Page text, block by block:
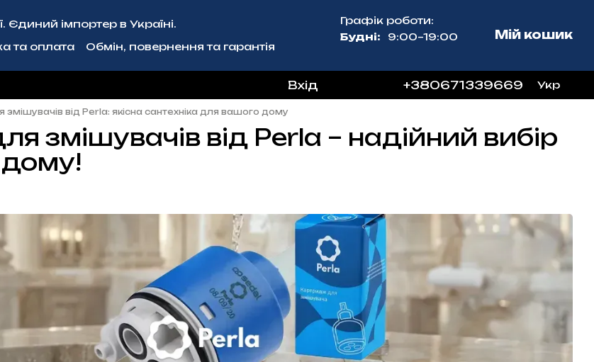
Єдиний імпортер в Україні.
та оплата
Обмін, повернення та гарантія
Графік роботи:
Будні:
9:00–19:00 Мій кошик
Вхід +380671339669 Укр
від Perla: якісна сантехніка для вашого дому
змішувачів від Perla – надійний вибір